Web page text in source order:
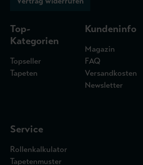
Top-
Kategorien
Topseller
Tapeten
Kundeninfo
Magazin
FAQ
Versandkosten
Newsletter
Service
Rollenkalkulator
Tapetenmuster